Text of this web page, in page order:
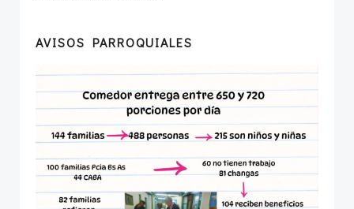
AVISOS PARROQUIALES